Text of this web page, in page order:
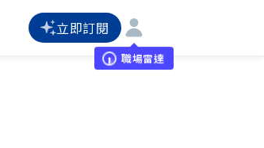
立即訂閱
職場雷達